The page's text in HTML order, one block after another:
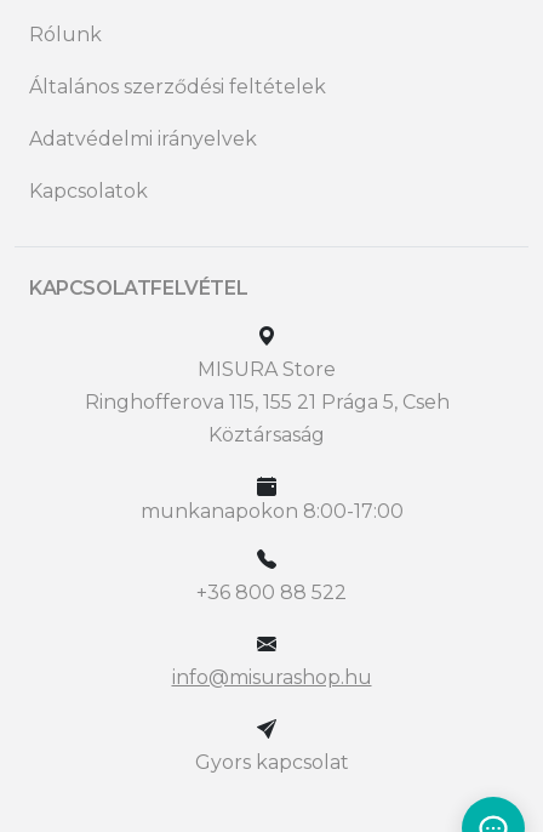
Rólunk
Általános szerződési feltételek
Adatvédelmi irányelvek
Kapcsolatok
KAPCSOLATFELVÉTEL
MISURA Store
Ringhofferova 115, 155 21 Prága 5, Cseh
Köztársaság
munkanapokon 8:00-17:00
+36 800 88 522
info@misurashop.hu
Gyors kapcsolat